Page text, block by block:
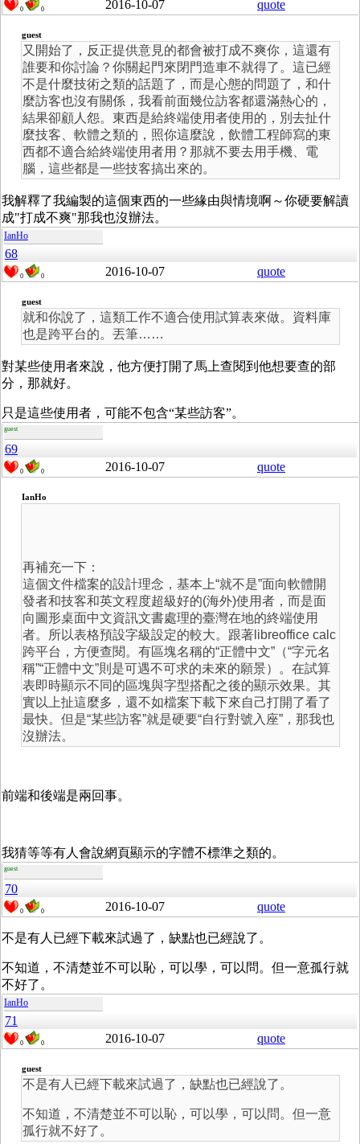
0 0 2016-10-07 quote
guest
又開始了，反正提供意見的都會被打成不爽你，這還有
誰要和你討論？你關起門來閉門造車不就得了。這已經
不是什麼技術之類的話題了，而是心態的問題了，和什
麼訪客也沒有關係，我看前面幾位訪客都還滿熱心的，
結果卻顧人怨。東西是給終端使用者使用的，別去扯什
麼技客、軟體之類的，照你這麼說，飲體工程師寫的東
西都不適合給終端使用者用？那就不要去用手機、電
腦，這些都是一些技客搞出來的。
我解釋了我編製的這個東西的一些緣由與情境啊～你硬要解讀
成"打成不爽"那我也沒辦法。
IanHo
68
0 0 2016-10-07 quote
guest
就和你說了，這類工作不適合使用試算表來做。資料庫
也是跨平台的。丟筆……
對某些使用者來說，他方便打開了馬上查閱到他想要查的部
分，那就好。
只是這些使用者，可能不包含“某些訪客”。
guest
69
0 0 2016-10-07 quote
IanHo
再補充一下：
這個文件檔案的設計理念，基本上“就不是”面向軟體開
發者和技客和英文程度超級好的(海外)使用者，而是面
向圖形桌面中文資訊文書處理的臺灣在地的終端使用
者。所以表格預設字級設定的較大。跟著libreoffice calc
跨平台，方便查閱。有區塊名稱的“正體中文”（“字元名
稱”“正體中文”則是可遇不可求的未來的願景）。在試算
表即時顯示不同的區塊與字型搭配之後的顯示效果。其
實以上扯這麼多，還不如檔案下載下來自己打開了看了
最快。但是“某些訪客”就是硬要“自行對號入座”，那我也
沒辦法。
前端和後端是兩回事。
我猜等等有人會說網頁顯示的字體不標準之類的。
guest
70
0 0 2016-10-07 quote
不是有人已經下載來試過了，缺點也已經說了。
不知道，不清楚並不可以恥，可以學，可以問。但一意孤行就
不好了。
IanHo
71
0 0 2016-10-07 quote
guest
不是有人已經下載來試過了，缺點也已經說了。
不知道，不清楚並不可以恥，可以學，可以問。但一意
孤行就不好了。